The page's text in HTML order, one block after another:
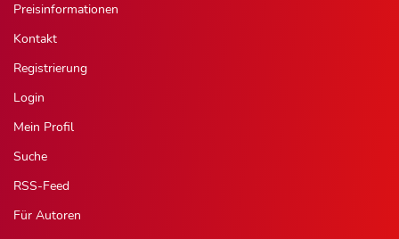
Preisinformationen
Kontakt
Registrierung
Login
Mein Profil
Suche
RSS-Feed
Für Autoren